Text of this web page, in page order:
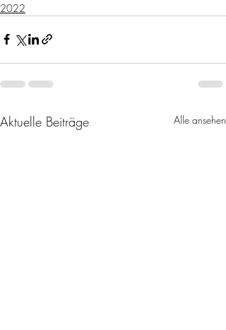
2022
Aktuelle Beiträge Alle ansehen